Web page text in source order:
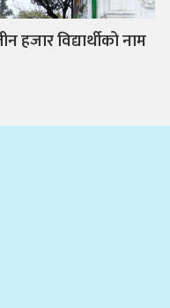
हजार विद्यार्थीको नाम